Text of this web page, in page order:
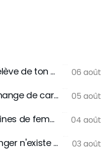
Arrête d'être la bonne élève de ton assiette 06 août
Comment ton corps change de carburant 05 août
La phrase que des dizaines de femmes m'écrivent 04 août
La bonne façon de manger n'existe pas 03 août